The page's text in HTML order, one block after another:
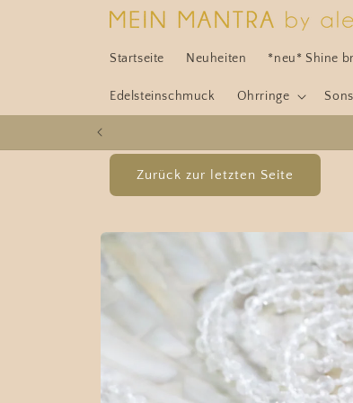
Startseite Neuheiten *neu* Shine
Edelsteinschmuck Ohrringe
Zu